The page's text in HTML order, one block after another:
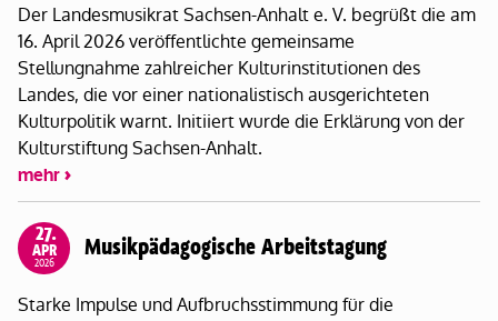
Der Landesmusikrat Sachsen-Anhalt e. V. begrüßt die am
16. April 2026 veröffentlichte gemeinsame
Stellungnahme zahlreicher Kulturinstitutionen des
Landes, die vor einer nationalistisch ausgerichteten
Kulturpolitik warnt. Initiiert wurde die Erklärung von der
Kulturstiftung Sachsen-Anhalt.
mehr
27.
APR
2026 Musikpädagogische Arbeitstagung
Starke Impulse und Aufbruchsstimmung für die